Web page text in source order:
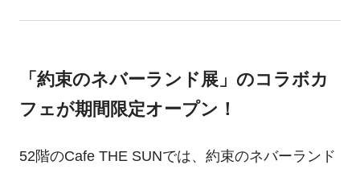
「約束のネバーランド展」のコラボカ
フェが期間限定オープン！
52階のCafe THE SUNでは、約束のネバーランド